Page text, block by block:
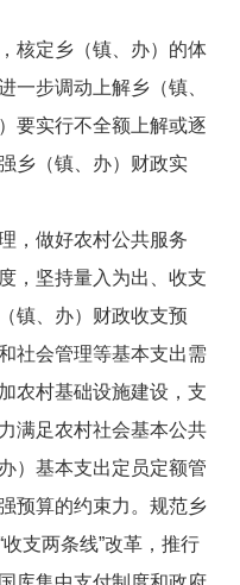
核定乡（镇、办）的体
一步调动上解乡（镇、
要实行不全额上解或逐
乡（镇、办）财政实
，做好农村公共服务
，坚持量入为出、收支
镇、办）财政收支预
社会管理等基本支出需
农村基础设施建设，支
满足农村社会基本公共
）基本支出定员定额管
预算的约束力。规范乡
支两条线”改革，推行